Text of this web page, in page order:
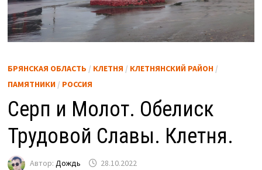
БРЯНСКАЯ ОБЛАСТЬ / КЛЕТНЯ / КЛЕТНЯНСКИЙ РАЙОН/
ПАМЯТНИКИ/ РОССИЯ
Серп и Молот. Обелиск
Трудовой Славы. Клетня.
Автор: Дождь 28.10.2022